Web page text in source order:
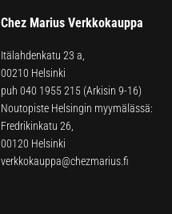
Chez Marius Verkkokauppa
Itälahdenkatu 23 a,
00210 Helsinki
puh 040 1955 215 (Arkisin 9-16)
Noutopiste Helsingin myymälässä:
Fredrikinkatu 26,
00120 Helsinki
verkkokauppa@chezmarius.fi